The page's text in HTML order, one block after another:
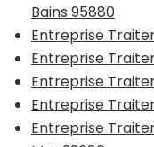
Bains 95880
Entreprise
Entreprise
Entreprise
Entreprise
Entreprise